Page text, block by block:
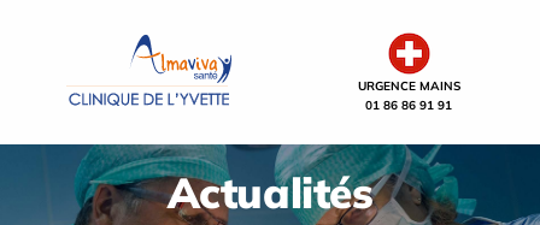
URGENCE MAINS
01 86 86 91 91
Actualités